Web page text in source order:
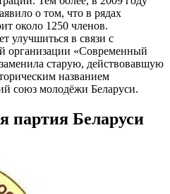
о том, что в рядах
около 1250 членов.
улучшиться в связи с
организации «Современный
старую, действовавшую
названием
союз молодёжи Беларуси.
партия Беларуси